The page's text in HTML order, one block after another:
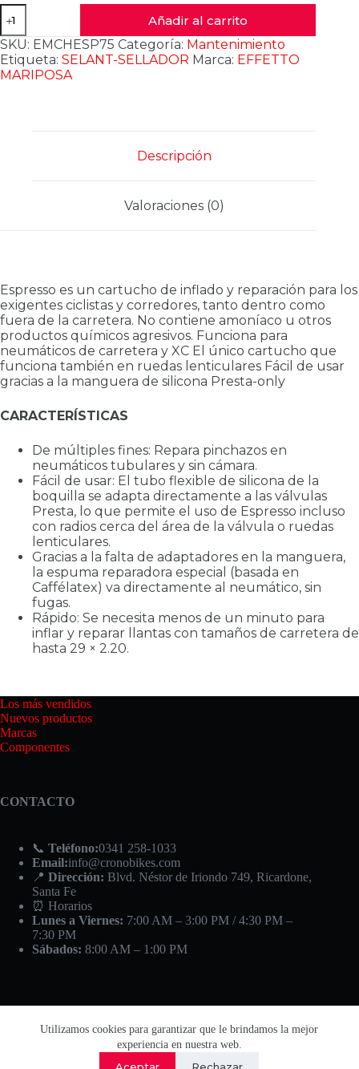
Utilizamos cookies para garantizar que le brindamos la mejor
experiencia en nuestra web.
Aceptar Rechazar
EFFETO
MARIPOSA
ESPRESSO
AERO75
Añadir al carrito
SKU: EMCHESP75 Categoría: Mantenimiento
Etiqueta: SELANT-SELLADOR Marca: EFFETTO
MARIPOSA
Descripción
Valoraciones (0)
Espresso es un cartucho de inflado y reparación para los
exigentes ciclistas y corredores, tanto dentro como
fuera de la carretera. No contiene amoníaco u otros
productos químicos agresivos. Funciona para
neumáticos de carretera y XC El único cartucho que
funciona también en ruedas lenticulares Fácil de usar
gracias a la manguera de silicona Presta-only
CARACTERÍSTICAS
De múltiples fines: Repara pinchazos en
neumáticos tubulares y sin cámara.
Fácil de usar: El tubo flexible de silicona de la
boquilla se adapta directamente a las válvulas
Presta, lo que permite el uso de Espresso incluso
con radios cerca del área de la válvula o ruedas
lenticulares.
Gracias a la falta de adaptadores en la manguera,
la espuma reparadora especial (basada en
Caffélatex) va directamente al neumático, sin
fugas.
Rápido: Se necesita menos de un minuto para
inflar y reparar llantas con tamaños de carretera de
hasta 29 × 2.20.
Los más vendidos
Nuevos productos
Marcas
Componentes
CONTACTO
📞 Teléfono:0341 258-1033
Email:info@cronobikes.com
📍 Dirección: Blvd. Néstor de Iriondo 749, Ricardone,
Santa Fe
⏰ Horarios
Lunes a Viernes: 7:00 AM – 3:00 PM / 4:30 PM –
7:30 PM
Sábados: 8:00 AM – 1:00 PM